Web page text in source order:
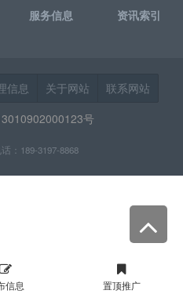
服务信息
资讯索引
信息 关于网站
联系网站
号
：189-3197-8868
信息 置顶推广